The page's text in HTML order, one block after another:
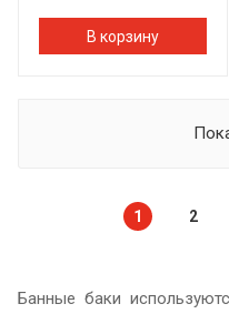
В корзину
1 2
Банные баки